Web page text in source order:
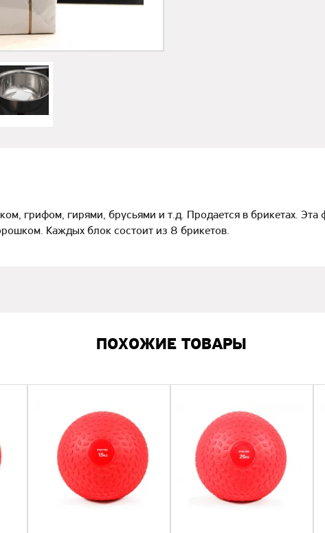
грифом, гирями, брусьями и т.д. Продается в брикетах.
Каждых блок состоит из 8 брикетов.
ПОХОЖИЕ ТОВАРЫ